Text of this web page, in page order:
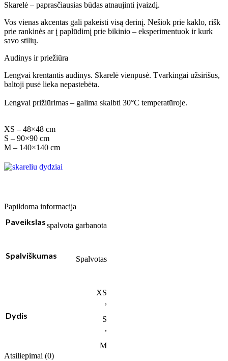
Skarelė – paprasčiausias būdas atnaujinti įvaizdį.
Vos vienas akcentas gali pakeisti visą derinį. Nešiok prie kaklo, rišk
prie rankinės ar į paplūdimį prie bikinio – eksperimentuok ir kurk
savo stilių.
Audinys ir priežiūra
Lengvai krentantis audinys. Skarelė vienpusė. Tvarkingai užsirišus,
baltoji pusė lieka nepastebėta.
Lengvai prižiūrimas – galima skalbti 30°C temperatūroje.
XS – 48×48 cm
S – 90×90 cm
M – 140×140 cm
Papildoma informacija
Paveikslasspalvota garbanota
Spalviškumas Spalvotas
Dydis
XS
,
S
,
M
Atsiliepimai (0)